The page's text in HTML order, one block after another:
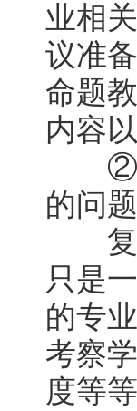
业相
议准
命题
内容
②复
的问
复试
只是
的专
考察
度等